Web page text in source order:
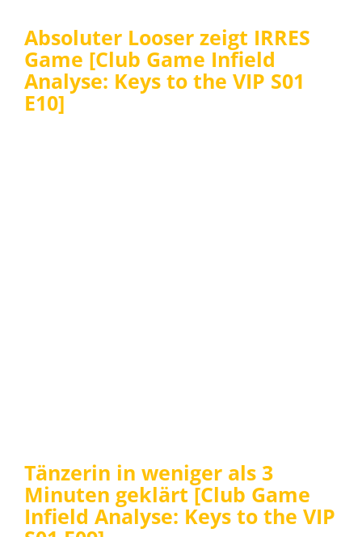
Absoluter Looser zeigt IRRES
Game [Club Game Infield
Analyse: Keys to the VIP S01
E10]
Tänzerin in weniger als 3
Minuten geklärt [Club Game
Infield Analyse: Keys to the VIP